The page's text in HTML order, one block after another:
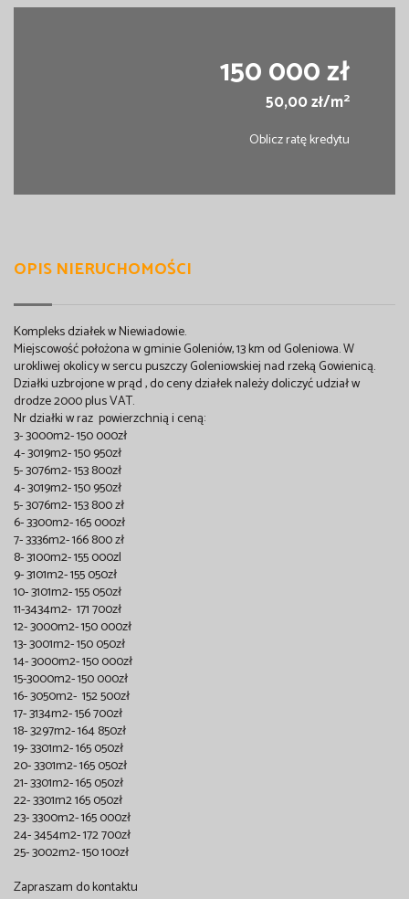
150 000 zł
50,00 zł/m2
Oblicz ratę kredytu
OPIS NIERUCHOMOŚCI
Kompleks działek w Niewiadowie.
Miejscowość położona w gminie Goleniów, 13 km od Goleniowa. W
urokliwej okolicy w sercu puszczy Goleniowskiej nad rzeką Gowienicą.
Działki uzbrojone w prąd , do ceny działek należy doliczyć udział w
drodze 2000 plus VAT.
Nr działki w raz powierzchnią i ceną:
3- 3000m2- 150 000zł
4- 3019m2- 150 950zł
5- 3076m2- 153 800zł
4- 3019m2- 150 950zł
5- 3076m2- 153 800 zł
6- 3300m2- 165 000zł
7- 3336m2- 166 800 zł
8- 3100m2- 155 000zl
9- 3101m2- 155 050zł
10- 3101m2- 155 050zł
11-3434m2- 171 700zł
12- 3000m2- 150 000zł
13- 3001m2- 150 050zł
14- 3000m2- 150 000zł
15-3000m2- 150 000zł
16- 3050m2- 152 500zł
17- 3134m2- 156 700zł
18- 3297m2- 164 850zł
19- 3301m2- 165 050zł
20- 3301m2- 165 050zł
21- 3301m2- 165 050zł
22- 3301m2 165 050zł
23- 3300m2- 165 000zł
24- 3454m2- 172 700zł
25- 3002m2- 150 100zł
Zapraszam do kontaktu